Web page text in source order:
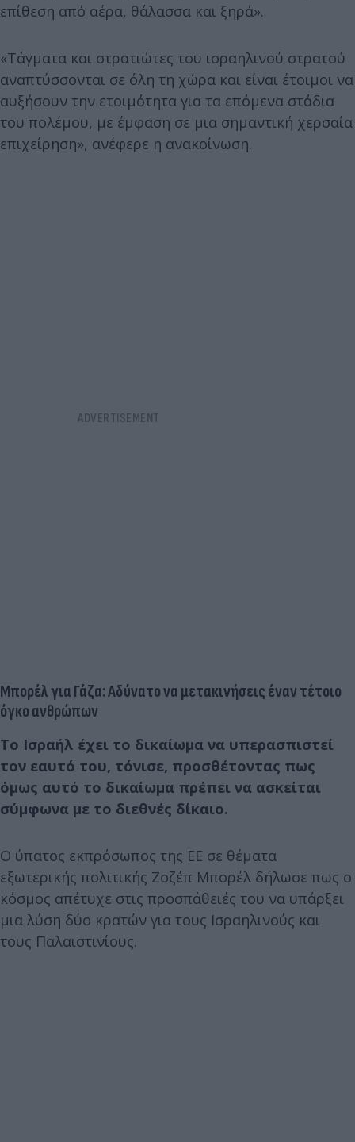
επίθεση από αέρα, θάλασσα και ξηρά».
«Τάγματα και στρατιώτες του ισραηλινού στρατού
αναπτύσσονται σε όλη τη χώρα και είναι έτοιμοι να
αυξήσουν την ετοιμότητα για τα επόμενα στάδια
του πολέμου, με έμφαση σε μια σημαντική χερσαία
επιχείρηση», ανέφερε η ανακοίνωση.
Μπορέλ για Γάζα: Αδύνατο να μετακινήσεις έναν τέτοιο
όγκο ανθρώπων
Το Ισραήλ έχει το δικαίωμα να υπερασπιστεί
τον εαυτό του, τόνισε, προσθέτοντας πως
όμως αυτό το δικαίωμα πρέπει να ασκείται
σύμφωνα με το διεθνές δίκαιο.
Ο ύπατος εκπρόσωπος της ΕΕ σε θέματα
εξωτερικής πολιτικής Ζοζέπ Μπορέλ δήλωσε πως ο
κόσμος απέτυχε στις προσπάθειές του να υπάρξει
μια λύση δύο κρατών για τους Ισραηλινούς και
τους Παλαιστινίους.